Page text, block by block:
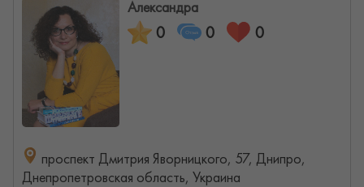
Александра
0 0 0
проспект Дмитрия Яворницкого, 57, Днипро,
Днепропетровская область, Украина